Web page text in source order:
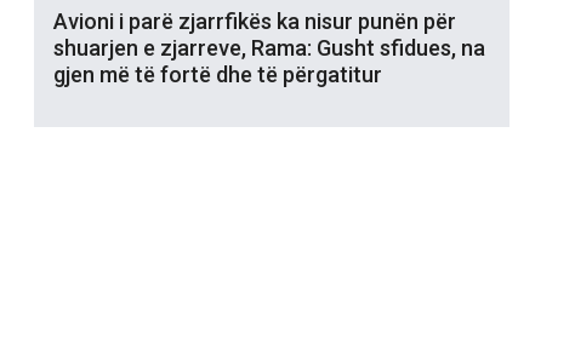
Avioni i parë zjarrfikës ka nisur punën për
shuarjen e zjarreve, Rama: Gusht sfidues, na
gjen më të fortë dhe të përgatitur